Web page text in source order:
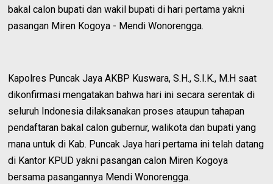
bakal calon bupati dan wakil bupati di hari pertama yakni
pasangan Miren Kogoya - Mendi Wonorengga.
Kapolres Puncak Jaya AKBP Kuswara, S.H., S.I.K., M.H saat
dikonfirmasi mengatakan bahwa hari ini secara serentak di
seluruh Indonesia dilaksanakan proses ataupun tahapan
pendaftaran bakal calon gubernur, walikota dan bupati yang
mana untuk di Kab. Puncak Jaya hari pertama ini telah datang
di Kantor KPUD yakni pasangan calon Miren Kogoya
bersama pasangannya Mendi Wonorengga.